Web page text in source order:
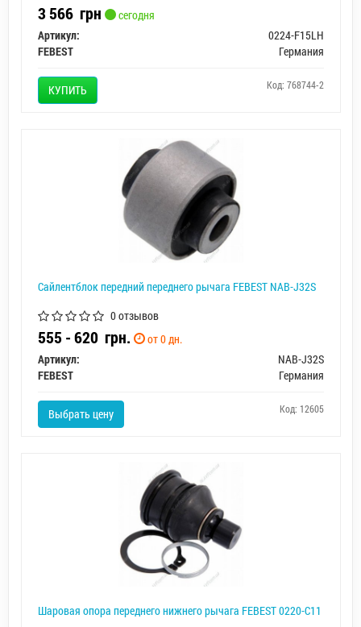
3 566 грн
сегодня
Артикул:
0224-F15LH
FEBEST
Германия
КУПИТЬ Код: 768744-2
Сайлентблок передний переднего рычага FEBEST NAB-J32S
0 отзывов
555 - 620 грн.
от 0 дн.
Артикул:
NAB-J32S
FEBEST
Германия
Выбрать цену Код: 12605
Шаровая опора переднего нижнего рычага FEBEST 0220-C11